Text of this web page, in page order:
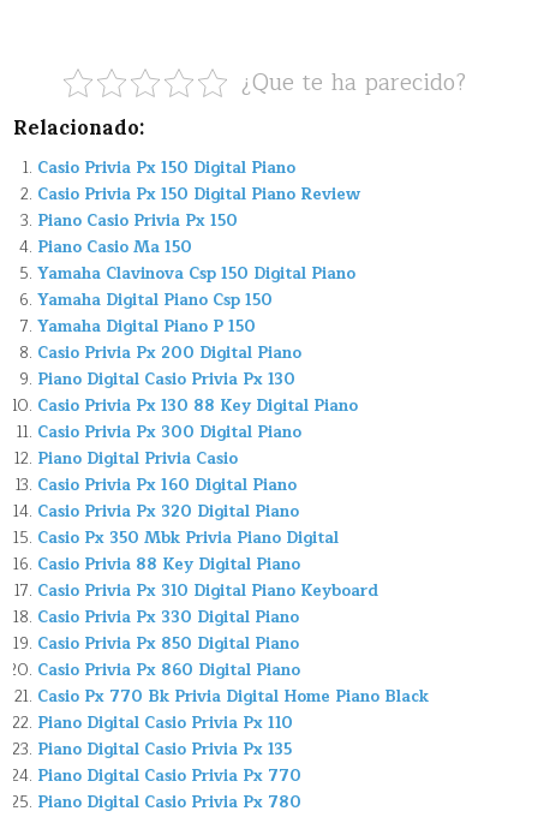
¿Que te ha parecido?
Relacionado:
Casio Privia Px 150 Digital Piano
Casio Privia Px 150 Digital Piano Review
Piano Casio Privia Px 150
Piano Casio Ma 150
Yamaha Clavinova Csp 150 Digital Piano
Yamaha Digital Piano Csp 150
Yamaha Digital Piano P 150
Casio Privia Px 200 Digital Piano
Piano Digital Casio Privia Px 130
Casio Privia Px 130 88 Key Digital Piano
Casio Privia Px 300 Digital Piano
Piano Digital Privia Casio
Casio Privia Px 160 Digital Piano
Casio Privia Px 320 Digital Piano
Casio Px 350 Mbk Privia Piano Digital
Casio Privia 88 Key Digital Piano
Casio Privia Px 310 Digital Piano Keyboard
Casio Privia Px 330 Digital Piano
Casio Privia Px 850 Digital Piano
Casio Privia Px 860 Digital Piano
Casio Px 770 Bk Privia Digital Home Piano Black
Piano Digital Casio Privia Px 110
Piano Digital Casio Privia Px 135
Piano Digital Casio Privia Px 770
Piano Digital Casio Privia Px 780